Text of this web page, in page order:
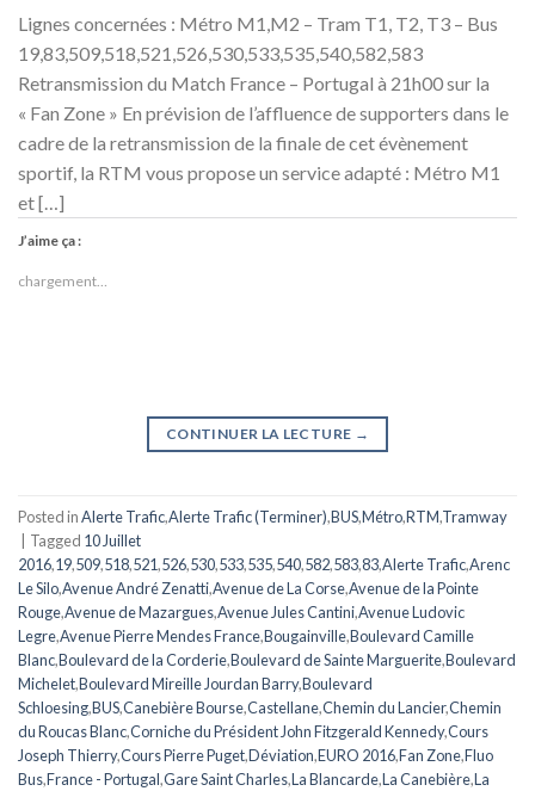
Lignes concernées : Métro M1,M2 – Tram T1, T2, T3 – Bus
19,83,509,518,521,526,530,533,535,540,582,583
Retransmission du Match France – Portugal à 21h00 sur la
« Fan Zone » En prévision de l’affluence de supporters dans le
cadre de la retransmission de la finale de cet évènement
sportif, la RTM vous propose un service adapté : Métro M1
et […]
J’aime ça :
chargement…
CONTINUER LA LECTURE →
Posted inAlerte Trafic,Alerte Trafic (Terminer),BUS,Métro,RTM,Tramway
Tagged 10 Juillet
2016,19,509,518,521,526,530,533,535,540,582,583,83,Alerte Trafic,Arenc
Le Silo,Avenue André Zenatti,Avenue de La Corse,Avenue de la Pointe
Rouge,Avenue de Mazargues,Avenue Jules Cantini,Avenue Ludovic
Legre,Avenue Pierre Mendes France,Bougainville,Boulevard Camille
Blanc,Boulevard de la Corderie,Boulevard de Sainte Marguerite,Boulevard
Michelet,Boulevard Mireille Jourdan Barry,Boulevard
Schloesing,BUS,Canebière Bourse,Castellane,Chemin du Lancier,Chemin
du Roucas Blanc,Corniche du Président John Fitzgerald Kennedy,Cours
Joseph Thierry,Cours Pierre Puget,Déviation,EURO 2016,Fan Zone,Fluo
Bus,France - Portugal,Gare Saint Charles,La Blancarde,La Canebière,La